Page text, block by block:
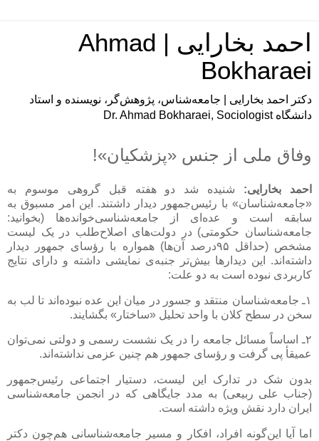
احمد بخارایی | Ahmad
Bokharaei
دکتر احمد بخارایی | جامعه‌شناس، پژوهش‌گر، نویسنده و استاد
دانشگاه Dr. Ahmad Bokharaei, Sociologist
وفاق ملی از جنس «پزشکیان»!
احمد بخارایی: شنیده شد دو هفته قبل گروهی موسوم به
«جامعه‌شناسان» با رئیس‌جمهور دیدار داشتند. این امر مسبوق به
سابقه است و عده‌ای از جامعه‌شناسی‌خوانده‌ها (بخوانید:
جامعه‌شناسان حکومتی) در دولت‌های اصلاح‌طلب در یک لیست
مشخص (حداقل ۹۵درصد آن‌ها) همواره با رؤسای جمهور دیدار
داشته‌اند. این دیدارها بیش‌تر جنبه‌ی نمایشی داشته و دارای نتایج
کاربردی نبوده است به دو علت:
۱ـ جامعه‌شناسان منتقد و جسور در میان این عده نبوده‌اند تا لب به
سخن در سطح کلان با واحد تحلیل «ساختار» بگشایند.
۲ـ اساساً مسائل جامعه را در یک نشست رسمی و دولتی نمی‌توان
عمیقأ پی گرفت و رؤسای جمهور هم چنین عزمی نداشته‌اند.
بدون شک در تدارک این لیست، دستیار اجتماعی رئیس‌جمهور
(جناب علی ربیعی) به مدد جایگاهی که در انجمن جامعه‌شناسی
ایران دارد نقش ویژه داشته است.
اما آیا این‌گونه افراد، افکار و مسیر جامعه‌شناسانی هم‌چون دکتر